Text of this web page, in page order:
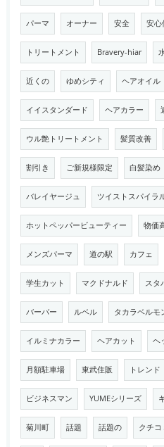
パーマ オーナー 安全 安心
トリートメント Bravery-hiar
近くの ゆめシティ ヘアオイル
イイスタンダード ヘアカラー
ウル艶トリートメント 髪質改善
割引き ご新規様限定 白髪染め
バレイヤージュ ツイストスパイラ
ホットペッパービューティー 物価
メンズパーマ 道の駅 カフェ
学生カット マクドナルド スタ
バーバー ルベル タカラベルモ
イルミナカラー ヘアカット ヘ
月額駐車場 東武住販 トレンド
ビジネスマン YUMEシリーズ
菊川町 話題 話題の クチコ